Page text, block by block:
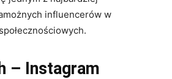
influencerów w
– Instagram